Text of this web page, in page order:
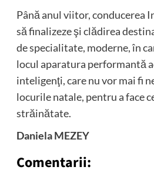
Până anul viitor, conducerea
să finalizeze şi clădirea
de specialitate, moderne, în
locul aparatura performantă
inteligenţi, care nu vor mai fi
locurile natale, pentru a face
străinătate.
Daniela MEZEY
Comentarii: